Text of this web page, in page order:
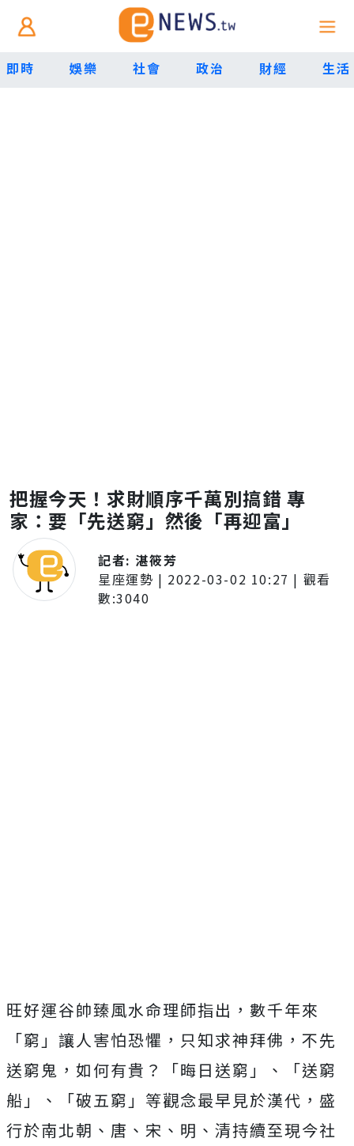
即時 娛樂 社會 政治 財經 生活
把握今天！求財順序千萬別搞錯 專
家：要「先送窮」然後「再迎富」
記者: 湛筱芳
星座運勢 | 2022-03-02 10:27 | 觀看
數:3040
旺好運谷帥臻風水命理師指出，數千年來
「窮」讓人害怕恐懼，只知求神拜佛，不先
送窮鬼，如何有貴？「晦日送窮」、「送窮
船」、「破五窮」等觀念最早見於漢代，盛
行於南北朝、唐、宋、明、清持續至現今社